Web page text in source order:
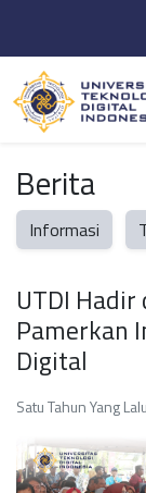
Berita
Informasi
UTDI
Pamerkan
Digital
Satu Tahun Yang Lalu